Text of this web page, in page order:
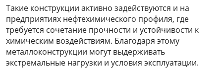
Такие конструкции активно задействуются и на
предприятиях нефтехимического профиля, где
требуется сочетание прочности и устойчивости к
химическим воздействиям. Благодаря этому
металлоконструкции могут выдерживать
экстремальные нагрузки и условия эксплуатации.